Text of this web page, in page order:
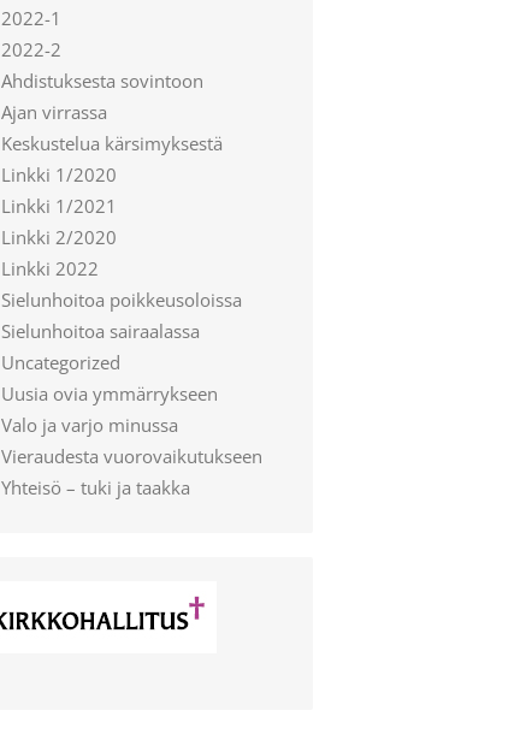
2022-1
2022-2
Ahdistuksesta sovintoon
Ajan virrassa
Keskustelua kärsimyksestä
Linkki 1/2020
Linkki 1/2021
Linkki 2/2020
Linkki 2022
Sielunhoitoa poikkeusoloissa
Sielunhoitoa sairaalassa
Uncategorized
Uusia ovia ymmärrykseen
Valo ja varjo minussa
Vieraudesta vuorovaikutukseen
Yhteisö – tuki ja taakka